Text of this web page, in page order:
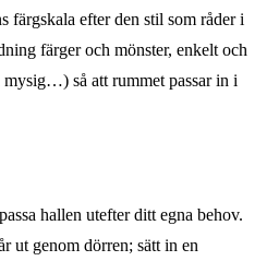
färgskala efter den stil som råder i
färger och mönster, enkelt och
så att rummet passar in i
hallen utefter ditt egna behov.
ut genom dörren; sätt in en